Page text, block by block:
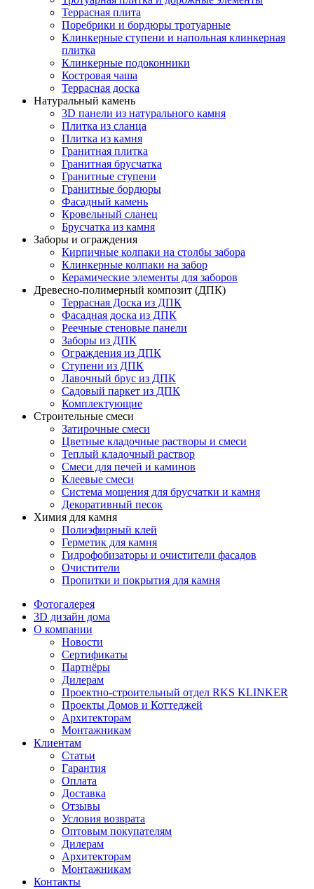
Террасная плита
Поребрики и бордюры тротуарные
Клинкерные ступени и напольная клинкерная
плитка
Клинкерные подоконники
Костровая чаша
Террасная доска
Натуральный камень
3D панели из натурального камня
Плитка из сланца
Плитка из камня
Гранитная плитка
Гранитная брусчатка
Гранитные ступени
Гранитные бордюры
Фасадный камень
Кровельный сланец
Брусчатка из камня
Заборы и ограждения
Кирпичные колпаки на столбы забора
Клинкерные колпаки на забор
Керамические элементы для заборов
Древесно-полимерный композит (ДПК)
Террасная Доска из ДПК
Фасадная доска из ДПК
Реечные стеновые панели
Заборы из ДПК
Ограждения из ДПК
Ступени из ДПК
Лавочный брус из ДПК
Садовый паркет из ДПК
Комплектующие
Строительные смеси
Затирочные смеси
Цветные кладочные растворы и смеси
Теплый кладочный раствор
Смеси для печей и каминов
Клеевые смеси
Система мощения для брусчатки и камня
Декоративный песок
Химия для камня
Полиэфирный клей
Герметик для камня
Гидрофобизаторы и очистители фасадов
Очистители
Пропитки и покрытия для камня
Фотогалерея
3D дизайн дома
О компании
Новости
Сертификаты
Партнёры
Дилерам
Проектно-строительный отдел RKS KLINKER
Проекты Домов и Коттеджей
Архитекторам
Монтажникам
Клиентам
Статьи
Гарантия
Оплата
Доставка
Отзывы
Условия возврата
Оптовым покупателям
Дилерам
Архитекторам
Монтажникам
Контакты